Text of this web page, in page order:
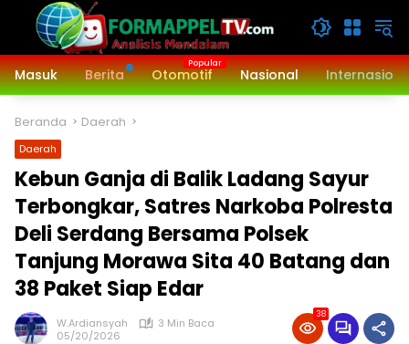
Langsung
konten
Masuk
Berita Otomotif Nasional
Beranda Daerah
Daerah
Kebun Ganja di Balik Ladang Sayur
Terbongkar, Satres Narkoba Polresta
Deli Serdang Bersama Polsek
Tanjung Morawa Sita 40 Batang dan
38 Paket Siap Edar
W.Ardiansyah
3 Min Baca
05/20/2026
38